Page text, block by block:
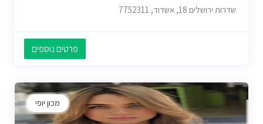
שדרות ירושלים 18, אשדוד, 7752311
פרטים נוספים
מכון יופי